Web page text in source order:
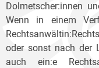
Dolmetscher:innen
Wenn in einem
oder sonst nach der
auch ein:e